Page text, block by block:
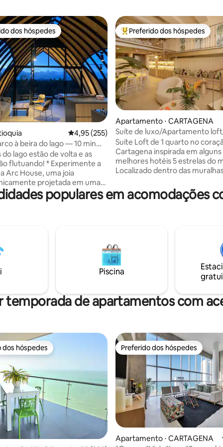
de 5, 49 avaliações
preferidos dos hóspedes
dos hóspedes
4,95 de uma avaliação média de 5, 255
4,95 (255)
à beira do lago — 10 min
acesso ao lago
do lago estão de volta e as
* Experimente a
Arc House, uma joia
projetada em uma
a apenas 10 minutos de
de vidro, tetos de 20
acomodar um total de 6
um chef, complementada por
de jantar para 6 pessoas e
Entre os melhores preferidos
Preferido dos hóspedes
Apartamento ⋅ CARTAGENA
Suíte de luxo/Apartamento
da cidade
Suíte Loft de 1 quarto no
Cartagena inspirada em alguns
melhores hotéis 5 estrelas do
Localizado dentro das
de lojas, entretenimento,
discotecas e bares. Desfrute
máquina de lavar/secar, cama
Queen, TV, Netflix e Wi-Fi de
Nosso apartamento moderno
de praia é perfeito para um
desfrutar e relaxar Insta
populares em acomodações
Piscina
temporada de apartamentos com
dos hóspedes
dos hóspedes Preferido dos hóspedes
Preferido dos hóspedes
Apartamento ⋅ CARTAGENA